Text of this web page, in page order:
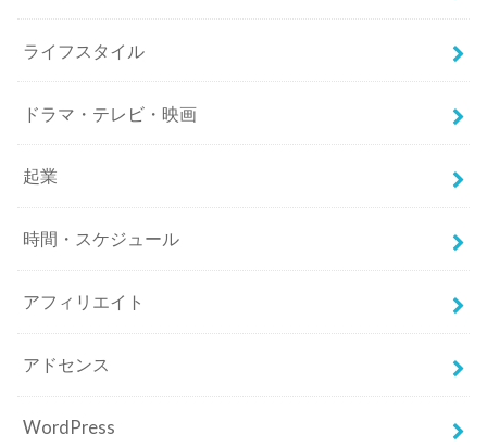
ライフスタイル
ドラマ・テレビ・映画
起業
時間・スケジュール
アフィリエイト
アドセンス
WordPress